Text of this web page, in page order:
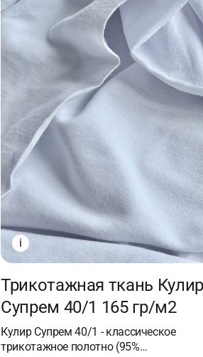
i
Трикотажная ткань Кулир
Супрем 40/1 165 гр/м2
Кулир Супрем 40/1 - классическое
трикотажное полотно (95%…